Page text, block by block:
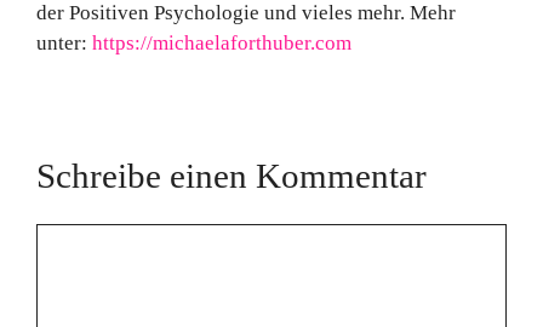
der Positiven Psychologie und vieles mehr. Mehr
unter: https://michaelaforthuber.com
Schreibe einen Kommentar